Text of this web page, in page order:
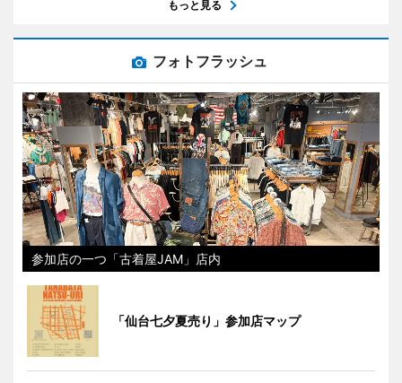
もっと見る
フォトフラッシュ
参加店の一つ「古着屋JAM」店内
「仙台七夕夏売り」参加店マップ